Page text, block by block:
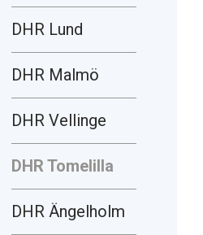
DHR Lund
DHR Malmö
DHR Vellinge
DHR Tomelilla
DHR Ängelholm